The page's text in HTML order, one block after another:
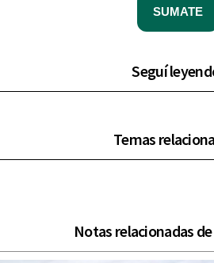
SUMATE
Seguí
Temas
Notas relacionadas de